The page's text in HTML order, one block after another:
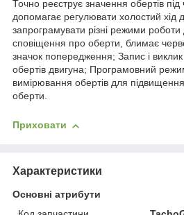
Точно реєструє значення обертів
допомагає регулювати холостий хід
запрограмувати різні режими
сповіщення про оберти, блимає
значок попередження; Запис і
обертів двигуна; Програмовний
вимірювання обертів для
оберти.
Приховати
Характеристики
Основні атрибути